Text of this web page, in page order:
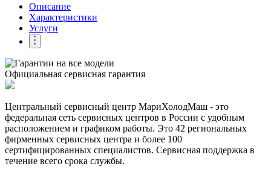
Описание
Характеристики
Услуги
Официальная сервисная гарантия
Центральный сервисный центр МариХолодМаш - это
федеральная сеть сервисных центров в России с удобным
расположением и графиком работы. Это 42 региональных
фирменных сервисных центра и более 100
сертифицированных специалистов. Сервисная поддержка в
течение всего срока службы.